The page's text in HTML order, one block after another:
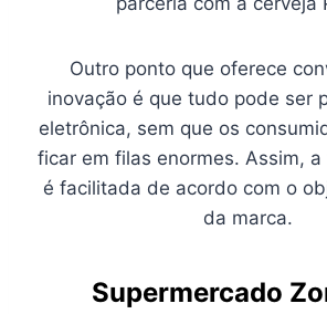
Outro ponto que oferece
inovação é que tudo pode ser
eletrônica, sem que os
ficar em filas enormes. Assim,
é facilitada de acordo com o
da marca.
Supermercado